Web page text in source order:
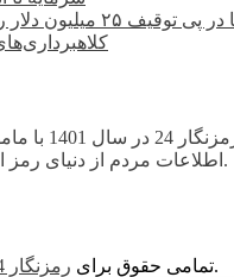
آمریکا در پی توقیف
سایت
اطلاعات مردم از دنیای رمز ارز ها راه اندازی گردید.
© تمامی حقوق برای رمزنگار 24 محفوظ می باشد.